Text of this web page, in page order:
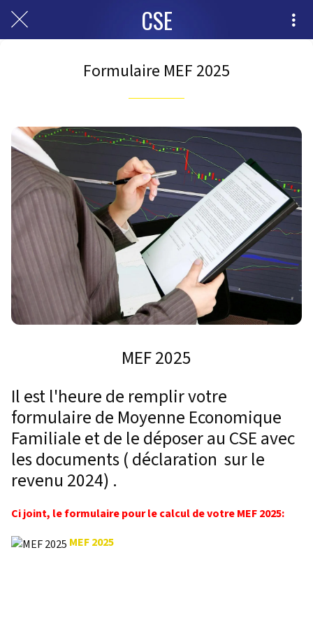
CSE
Formulaire MEF 2025
MEF 2025
Il est l'heure de remplir votre
formulaire de Moyenne Economique
Familiale et de le déposer au CSE avec
les documents ( déclaration sur le
revenu 2024) .
Ci joint, le formulaire pour le calcul de votre MEF 2025:
MEF 2025